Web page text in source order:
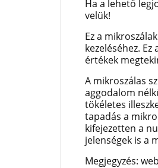
Ha a lehető
velük!
Ez a
kezeléséhez.
értékek
A mikroszálas
aggodalom
tökéletes
tapadás a
kifejezetten a
jelenségek is a
Megjegyzés: